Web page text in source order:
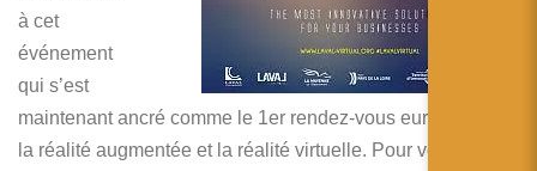
à cet
événement
qui s’est
maintenant ancré comme le 1er rendez-vous européen sur
la réalité augmentée et la réalité virtuelle. Pour vous aider